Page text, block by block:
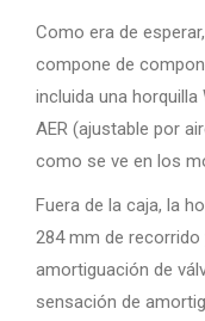
Como era de
compone de
incluida una
AER (ajustable por
como se ve en los
Fuera de la caja, la
284 mm de
amortiguación de
sensación de